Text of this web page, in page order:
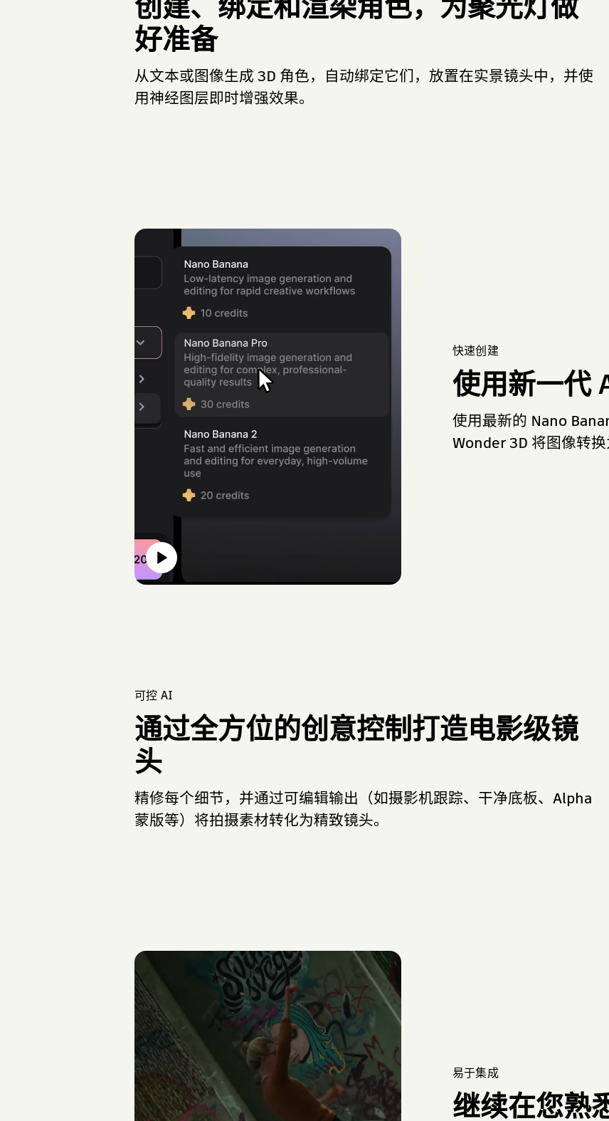
好准备
从文本或图像生成 3D 角色，自动绑定它们，放置在实景镜头中，并使
用神经图层即时增强效果。
快速创建
使用新一代
使用最新的 Nano
Wonder 3D 将图像转
可控 AI
通过全方位的创意控制打造电影级镜
头
精修每个细节，并通过可编辑输出（如摄影机跟踪、干净底板、Alpha
蒙版等）将拍摄素材转化为精致镜头。
易于集成
继续在您熟